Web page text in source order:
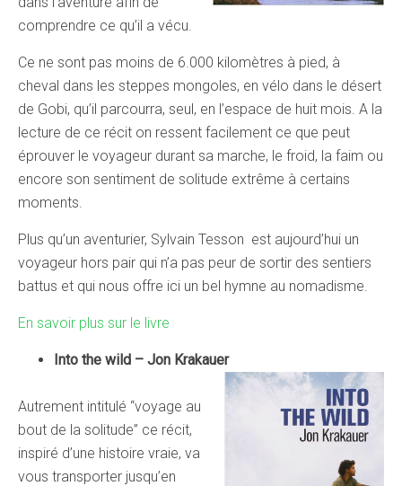
comprendre ce qu’il a vécu.
Ce ne sont pas moins de 6.000 kilomètres à pied, à
cheval dans les steppes mongoles, en vélo dans le désert
de Gobi, qu’il parcourra, seul, en l’espace de huit mois. A la
lecture de ce récit on ressent facilement ce que peut
éprouver le voyageur durant sa marche, le froid, la faim ou
encore son sentiment de solitude extrême à certains
moments.
Plus qu’un aventurier, Sylvain Tesson est aujourd’hui un
voyageur hors pair qui n’a pas peur de sortir des sentiers
battus et qui nous offre ici un bel hymne au nomadisme.
En savoir plus sur le livre
Into the wild – Jon Krakauer
Autrement intitulé “voyage au
bout de la solitude” ce récit,
inspiré d’une histoire vraie, va
vous transporter jusqu’en